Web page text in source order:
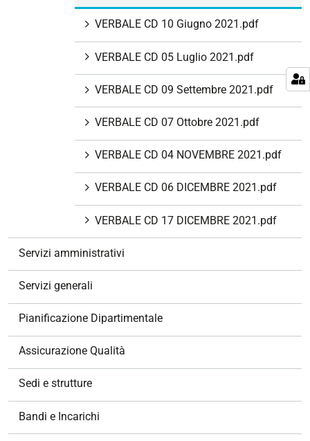
VERBALE CD 10 Giugno 2021.pdf
VERBALE CD 05 Luglio 2021.pdf
VERBALE CD 09 Settembre 2021.pdf
VERBALE CD 07 Ottobre 2021.pdf
VERBALE CD 04 NOVEMBRE 2021.pdf
VERBALE CD 06 DICEMBRE 2021.pdf
VERBALE CD 17 DICEMBRE 2021.pdf
Servizi amministrativi
Servizi generali
Pianificazione Dipartimentale
Assicurazione Qualità
Sedi e strutture
Bandi e Incarichi